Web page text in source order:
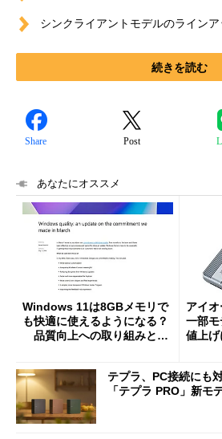
シンクライアントモデルのライン
続きを読む
Share Post
あなたにオススメ
Windows 11は8GBメモリで
も快適に使えるようになる？
品質向上への取り組みと
アイオ
一部
値上げ
テプラ、PC接続にも
「テプラ PRO」新モ